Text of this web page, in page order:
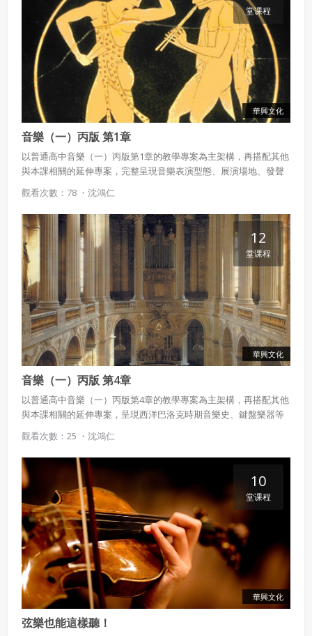
華興文化
堂课程
音樂（一）丙版 第1章
以普通高中音樂（一）丙版第1章的教學專案為主架構，再搭配其他
與本課相關的延伸專案，完整呈現音樂表演型態、展演場地、發聲
原理等豐富內容。
觀看次數：78 ・ 沈鴻仁
華興文化
12
堂课程
音樂（一）丙版 第4章
以普通高中音樂（一）丙版第4章的教學專案為主架構，再搭配其他
與本課相關的延伸專案，呈現西洋巴洛克時期音樂史、鍵盤樂器等
豐富內容。
觀看次數：25 ・ 沈鴻仁
華興文化
10
堂课程
弦樂也能這樣聽！